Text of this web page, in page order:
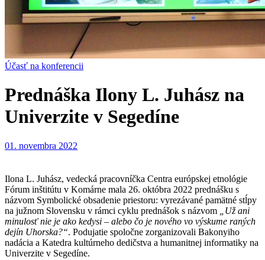
Účasť na konferencii
Prednáška Ilony L. Juhász na
Univerzite v Segedíne
01. novembra 2022
Ilona L. Juhász, vedecká pracovníčka Centra európskej etnológie
Fórum inštitútu v Komárne mala 26. októbra 2022 prednášku s
názvom Symbolické obsadenie priestoru: vyrezávané pamätné stĺpy
na južnom Slovensku v rámci cyklu prednášok s názvom
„Už ani
minulosť nie je ako kedysi – alebo čo je nového vo výskume raných
dejín Uhorska?“. Podujatie spoločne zorganizovali Bakonyiho
nadácia a Katedra kultúrneho dedičstva a humanitnej informatiky na
Univerzite v Segedíne.